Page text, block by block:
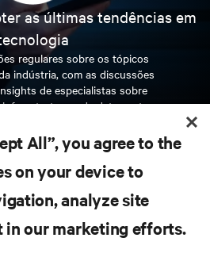
as últimas tendências em
regulares sobre os tópicos
indústria, com as discussões
de especialistas sobre
e de data center.
SE AGORA
All”, you agree to the
on your device to
analyze site
in our marketing efforts.